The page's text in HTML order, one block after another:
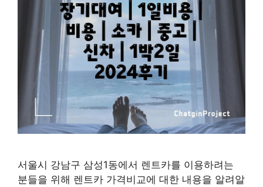
서울시 강남구 삼성1동에서 렌트카를 이용하려는
분들을 위해 렌트카 가격비교에 대한 내용을 알려알